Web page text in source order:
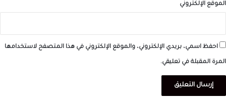
الموقع الإلكتروني
احفظ اسمي، بريدي الإلكتروني، والموقع الإلكتروني في هذا المتصفح لاستخدامها
المرة المقبلة في تعليقي.